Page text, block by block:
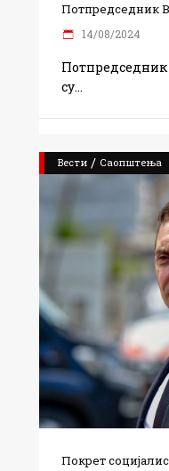
Потпредседник
14/08/2024
су
Вести / Саопштења
Покрет